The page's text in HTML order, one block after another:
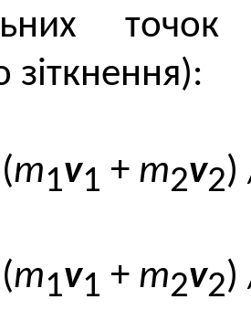
зіткнення):
m1v1 + m2v2)
m1v1 + m2v2)